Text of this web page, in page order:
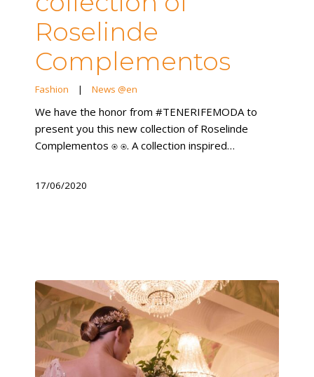
Roselinde
Complementos
Fashion | News @en
We have the honor from #TENERIFEMODA to
present you this new collection of Roselinde
Complementos ⍟ ⍟. A collection inspired…
17/06/2020